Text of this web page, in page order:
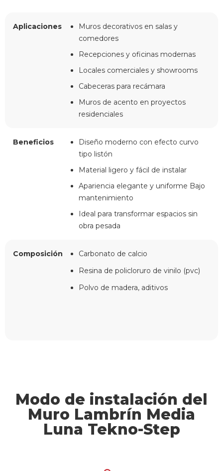
Aplicaciones
Muros decorativos en salas y
comedores
Recepciones y oficinas modernas
Locales comerciales y showrooms
Cabeceras para recámara
Muros de acento en proyectos
residenciales
Beneficios
Diseño moderno con efecto curvo
tipo listón
Material ligero y fácil de instalar
Apariencia elegante y uniforme Bajo
mantenimiento
Ideal para transformar espacios sin
obra pesada
Composición
Carbonato de calcio
Resina de policloruro de vinilo (pvc)
Polvo de madera, aditivos
Modo de instalación del
Muro Lambrín Media
Luna Tekno-Step